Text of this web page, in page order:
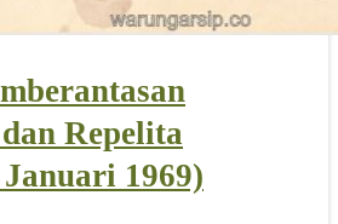
Repelita
Januari 1969)